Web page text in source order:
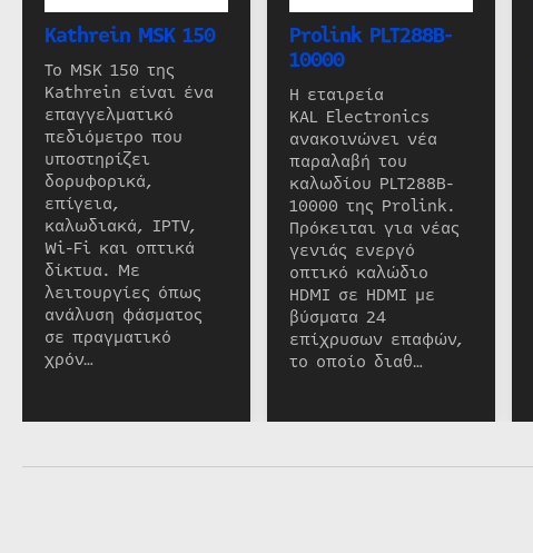
Kathrein MSK 150
Το MSK 150 της
Kathrein είναι ένα
επαγγελματικό
πεδιόμετρο που
υποστηρίζει
δορυφορικά,
επίγεια,
καλωδιακά, IPTV,
Wi-Fi και οπτικά
δίκτυα. Με
λειτουργίες όπως
ανάλυση φάσματος
σε πραγματικό
χρόν…
Prolink PLT288B-
10000
Η εταιρεία
KAL Electronics
ανακοινώνει νέα
παραλαβή του
καλωδίου PLT288B-
10000 της Prolink.
Πρόκειται για νέας
γενιάς ενεργό
οπτικό καλώδιο
HDMI σε HDMI με
βύσματα 24
επίχρυσων επαφών,
το οποίο διαθ…